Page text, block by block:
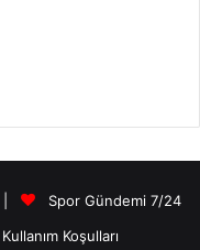
|
Spor Gündemi 7/24
Kullanım Koşulları